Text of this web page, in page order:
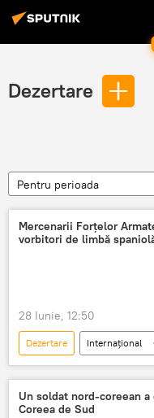
Dezertare
Pentru perioada
Mercenarii Forțelor
vorbitori de limbă
28 Iunie, 12:50
Dezertare Internațional
spanioli
Ucraina
Un soldat nord-coreean
Coreea de Sud